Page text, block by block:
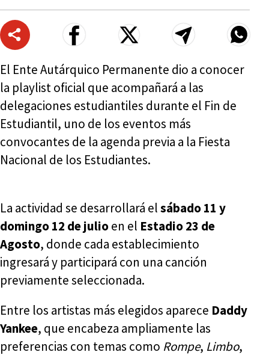
El Ente Autárquico Permanente dio a conocer
la playlist oficial que acompañará a las
delegaciones estudiantiles durante el Fin de
Estudiantil, uno de los eventos más
convocantes de la agenda previa a la Fiesta
Nacional de los Estudiantes.
La actividad se desarrollará elsábado 11 y
domingo 12 de julioen el Estadio 23 de
Agosto, donde cada establecimiento
ingresará y participará con una canción
previamente seleccionada.
Entre los artistas más elegidos aparece Daddy
Yankee, que encabeza ampliamente las
preferencias con temas como Rompe, Limbo,